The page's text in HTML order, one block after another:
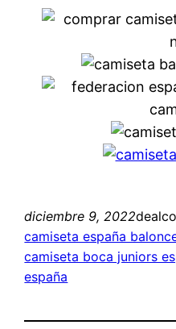
diciembre 9, 2022
camiseta españa
camiseta boca juniors
españa